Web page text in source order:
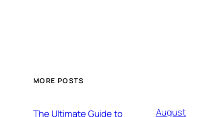
MORE POSTS
The Ultimate Guide to
August